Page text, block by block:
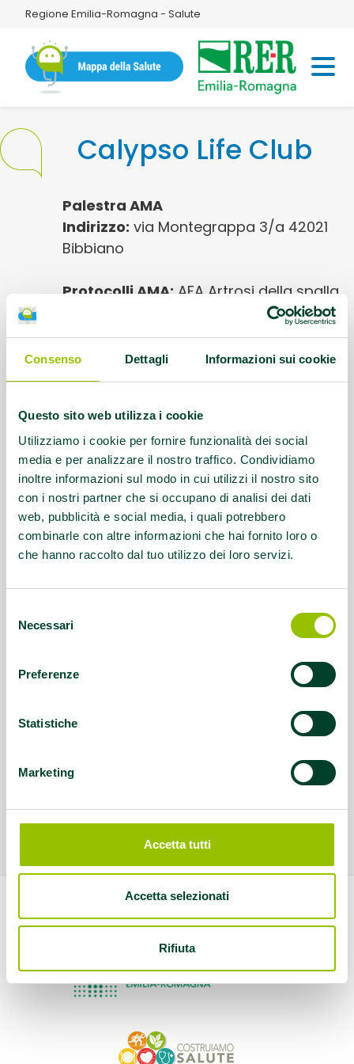
Consenso Dettagli Informazioni sui cookie
Questo sito web utilizza i cookie
Utilizziamo i cookie per fornire funzionalità dei social
media e per analizzare il nostro traffico. Condividiamo
inoltre informazioni sul modo in cui utilizzi il nostro sito
con i nostri partner che si occupano di analisi dei dati
web, pubblicità e social media, i quali potrebbero
combinarle con altre informazioni che hai fornito loro o
che hanno raccolto dal tuo utilizzo dei loro servizi.
delNecessari
Preferenze
Statistiche
Marketing
Accetta tutti
Accetta selezionati
Rifiuta
Regione Emilia-Romagna - Salute
Calypso Life Club
Palestra AMA
Indirizzo: via Montegrappa 3/a 42021
Bibbiano
Protocolli AMA: AFA Artrosi della spalla,
AFA Coxoartrosi, AFA Gonartrosi, AFA
Lombalgia cronica, AFA Parkinson
Referente:info@calypsolifeclub.it
Contatti:tel 0522240157
Questo contenuto si trova inPalestre che
promuovono la salute